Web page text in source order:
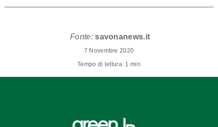
Fonte: savonanews.it
7 Novembre 2020
Tempo di lettura: 1 min